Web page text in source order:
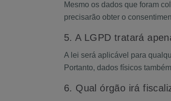
Mesmo os dados que foram
precisarão obter o
5. A LGPD tratará
A lei será aplicável para
Portanto, dados físicos
6. Qual órgão irá